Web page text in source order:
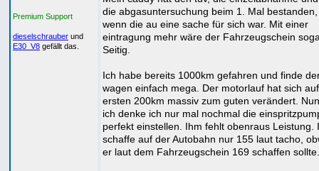
Premium Support
dieselschrauber und
E30_V8 gefällt das.
die abgasuntersuchung beim 1. Mal
wenn die au eine sache für sich war. Mit einer
eintragung mehr wäre der Fahrzeugschein
Seitig.
Ich habe bereits 1000km gefahren und finde
wagen einfach mega. Der motorlauf hat sich
ersten 200km massiv zum guten verändert.
ich denke ich nur mal nochmal die
perfekt einstellen. Ihm fehlt obenraus Leistung.
schaffe auf der Autobahn nur 155 laut tacho,
er laut dem Fahrzeugschein 169 schaffen sollte.